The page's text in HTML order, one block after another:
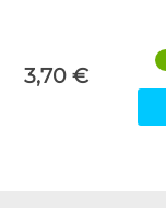
3,70 €